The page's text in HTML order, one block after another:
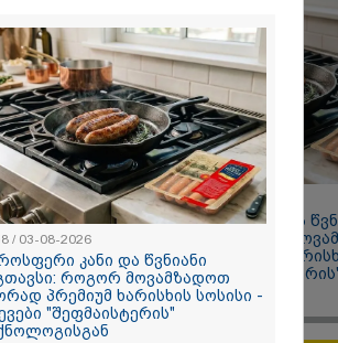
საბჭოს
11:58 / 03-08-2026
ოქროსფერი კანი და
შიგთავსი: როგორ
სწორად პრემიუმ
რჩევები
ტექნოლოგისგან
/ 03-08-2026
კანი და წვნიანი
როგორ მოვამზადოთ
პრემიუმ ხარისხის სოსისი -
"შეფმაისტერის"